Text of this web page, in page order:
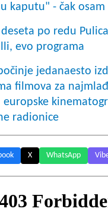
kaputu" - čak
po redu
evo programa
jedanaesto
filmova za
radionice
X WhatsApp